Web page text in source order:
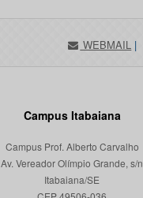
WEBMAIL |
Campus Itabaiana
Campus Prof. Alberto Carvalho
Av. Vereador Olímpio Grande, s/n
Itabaiana/SE